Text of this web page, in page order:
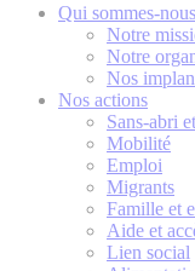
Qui sommes-
Notre
Notre
Nos
Nos actions
Sans-abri
Mobilité
Emploi
Migrants
Famille et
Aide et
Lien social